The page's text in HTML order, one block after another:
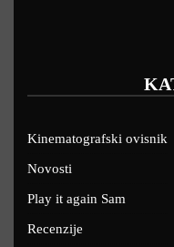
Kinematografski ovisnik
Novosti
Play it again Sam
Recenzije